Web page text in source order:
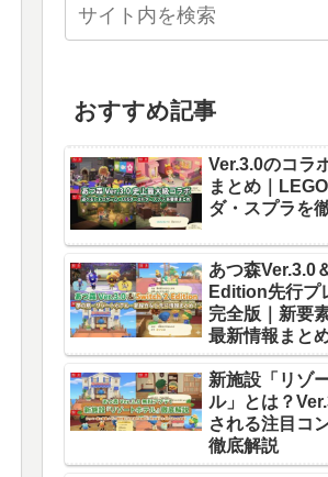
おすすめ記事
Ver.3.0のコラ
まとめ｜
ダ・スプラを
あつ森Ver.3.0
Edition先行プ
完全版｜新要
最新情報まと
新施設「リゾ
ル」とは？
される注目コ
徹底解説